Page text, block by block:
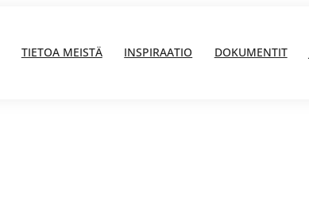
TIETOA MEISTÄ INSPIRAATIO DOKUMENTIT